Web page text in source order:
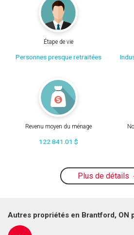
Étape de vie
Personnes presque retraitées
Revenu moyen du ménage
122 841.01 $
Plus de détails
Autres propriétés en Brantford, ON